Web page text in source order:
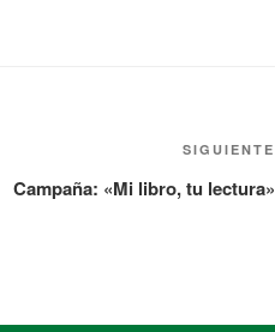
SIGUIENTE
Campaña: «Mi libro, tu lectura»